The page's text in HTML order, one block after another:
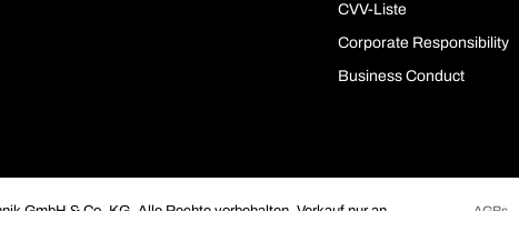
CVV-Liste
Corporate Responsibility
Business Conduct
GmbH & Co. KG. Alle Rechte vorbehalten. Verkauf nur an
AGBs